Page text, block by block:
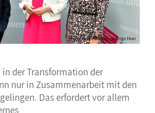
der Transformation der
nur in Zusammenarbeit mit den
Das erfordert vor allem